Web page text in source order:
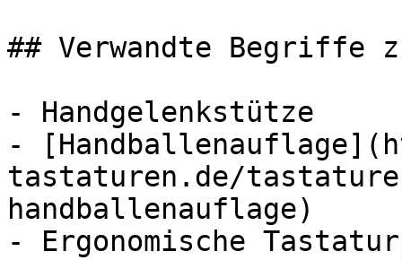
## Verwandte Begriffe
- Handgelenkstütze
-
tastaturen.de/
handballenauflage)
- Ergonomische